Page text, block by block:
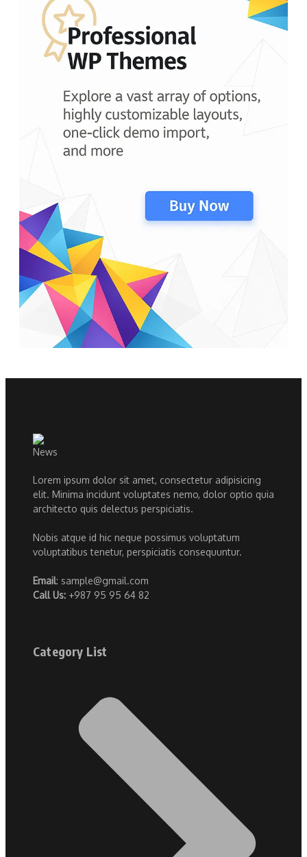
Lorem ipsum dolor sit amet, consectetur adipisicing
elit. Minima incidunt voluptates nemo, dolor optio quia
architecto quis delectus perspiciatis.
Nobis atque id hic neque possimus voluptatum
voluptatibus tenetur, perspiciatis consequuntur.
Email: sample@gmail.com
Call Us: +987 95 95 64 82
Category List